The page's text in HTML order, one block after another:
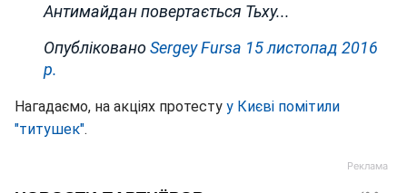
Антимайдан повертається Тьху...
ОпублікованоSergey Fursa 15 листопад 2016
р.
Нагадаємо, на акціях протесту у Києві помітили
"титушек".